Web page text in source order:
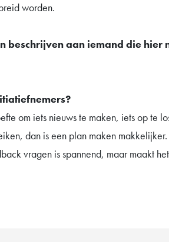
worden.
beschrijven aan iemand die hier
om iets nieuws te maken, iets op te
dan is een plan maken
vragen is spannend, maar maakt